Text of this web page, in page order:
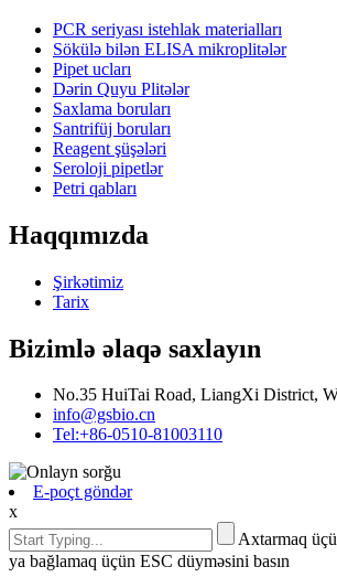
PCR seriyası istehlak materialları
Sökülə bilən ELISA mikroplitələr
Pipet ucları
Dərin Quyu Plitələr
Saxlama boruları
Santrifüj boruları
Reagent şüşələri
Seroloji pipetlər
Petri qabları
Haqqımızda
Şirkətimiz
Tarix
Bizimlə əlaqə saxlayın
No.35 HuiTai Road, LiangXi District,
info@gsbio.cn
Tel:+86-0510-81003110
E-poçt göndər
x
Axtarmaq
ya bağlamaq üçün ESC düyməsini basın